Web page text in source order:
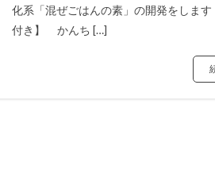
化系「混ぜごはんの素」の開発をしま
付き】 かんち […]